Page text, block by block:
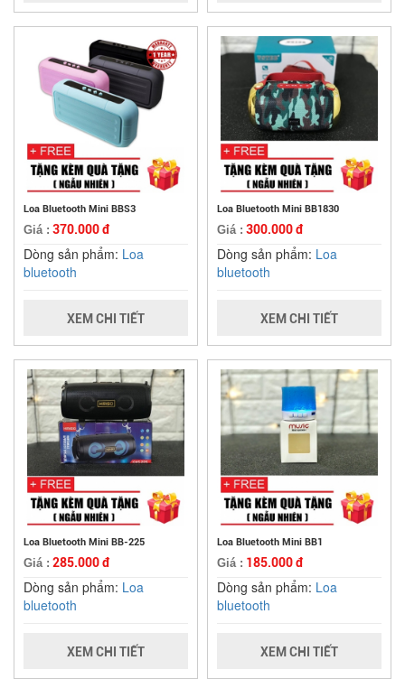
Loa Bluetooth Mini BBS3
Giá : 370.000 đ
Dòng sản phẩm: Loa
bluetooth
XEM CHI TIẾT
Loa Bluetooth Mini BB1830
Giá : 300.000 đ
Dòng sản phẩm: Loa
bluetooth
XEM CHI TIẾT
Loa Bluetooth Mini BB-225
Giá : 285.000 đ
Dòng sản phẩm: Loa
bluetooth
XEM CHI TIẾT
Loa Bluetooth Mini BB1
Giá : 185.000 đ
Dòng sản phẩm: Loa
bluetooth
XEM CHI TIẾT